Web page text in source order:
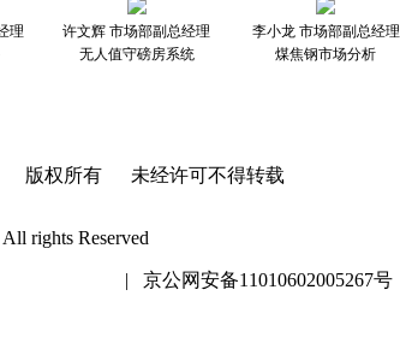
理
许文辉 市场部副总经理
无人值守磅房系统
李小龙 市场部副总经理
煤焦钢市场分析
版权所有 未经许可不得转载
rights Reserved
| 京公网安备11010602005267号